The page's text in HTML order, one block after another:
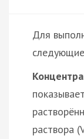
Для
раствора